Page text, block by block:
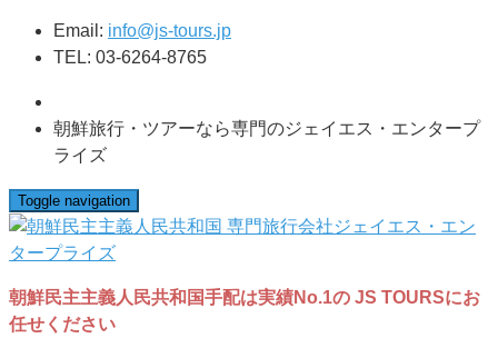
Email: info@js-tours.jp
TEL: 03-6264-8765
朝鮮旅行・ツアーなら専門のジェイエス・エンタープ
ライズ
Toggle navigation
朝鮮民主主義人民共和国手配は実績No.1の JS TOURSにお
任せください